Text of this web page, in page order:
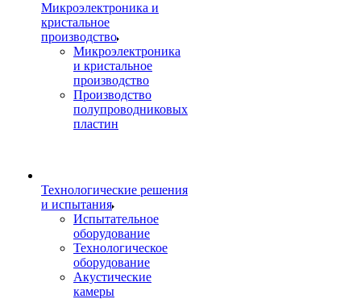
Микроэлектроника и
кристальное
производство
Микроэлектроника
и кристальное
производство
Производство
полупроводниковых
пластин
Технологические решения
и испытания
Испытательное
оборудование
Технологическое
оборудование
Акустические
камеры